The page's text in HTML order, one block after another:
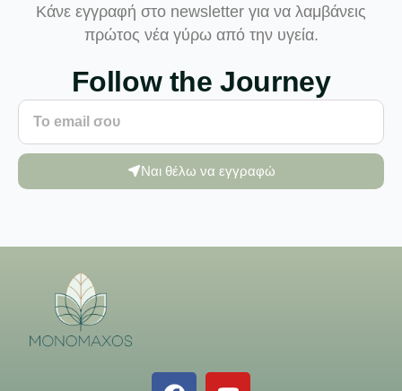
Κάνε εγγραφή στο newsletter για να λαμβάνεις
πρώτος νέα γύρω από την υγεία.
Follow the Journey
Ναι θέλω να εγγραφώ